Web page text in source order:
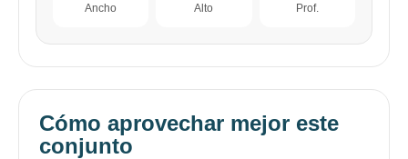
Ancho Alto Prof.
Cómo aprovechar mejor este
conjunto